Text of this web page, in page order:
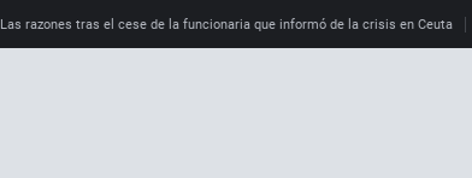
Las razones tras el cese de la funcionaria que informó de la crisis en Ceuta